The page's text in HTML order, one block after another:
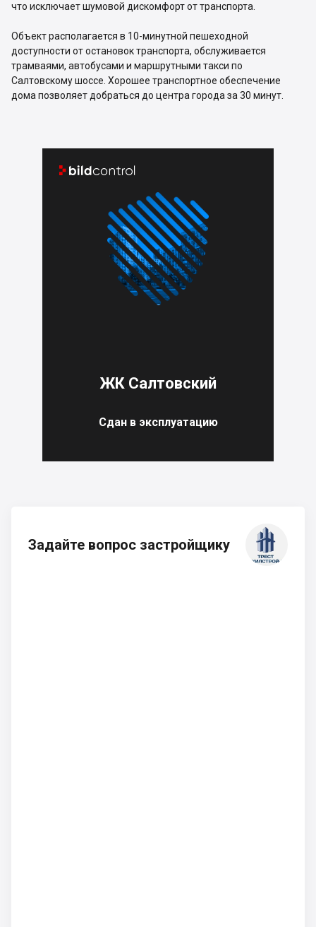
что исключает шумовой дискомфорт от транспорта.
Объект располагается в 10-минутной пешеходной
доступности от остановок транспорта, обслуживается
трамваями, автобусами и маршрутными такси по
Салтовскому шоссе. Хорошее транспортное обеспечение
дома позволяет добраться до центра города за 30 минут.
 
ЖК Салтовский
Сдан в эксплуатацию
Задайте вопрос застройщику